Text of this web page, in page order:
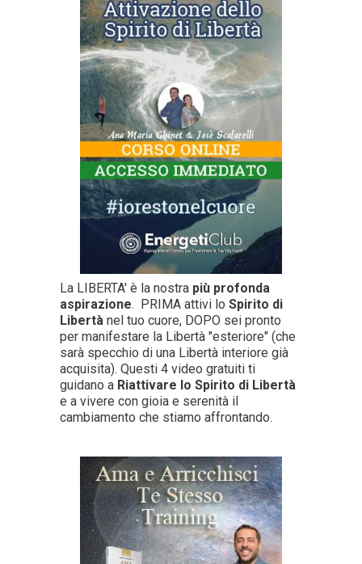
La LIBERTA' è la nostra più profonda
aspirazione. PRIMA attivi lo Spirito di
Libertà nel tuo cuore, DOPO sei pronto
per manifestare la Libertà "esteriore" (che
sarà specchio di una Libertà interiore già
acquisita). Questi 4 video gratuiti ti
guidano a Riattivare lo Spirito di Libertà
e a vivere con gioia e serenità il
cambiamento che stiamo affrontando.